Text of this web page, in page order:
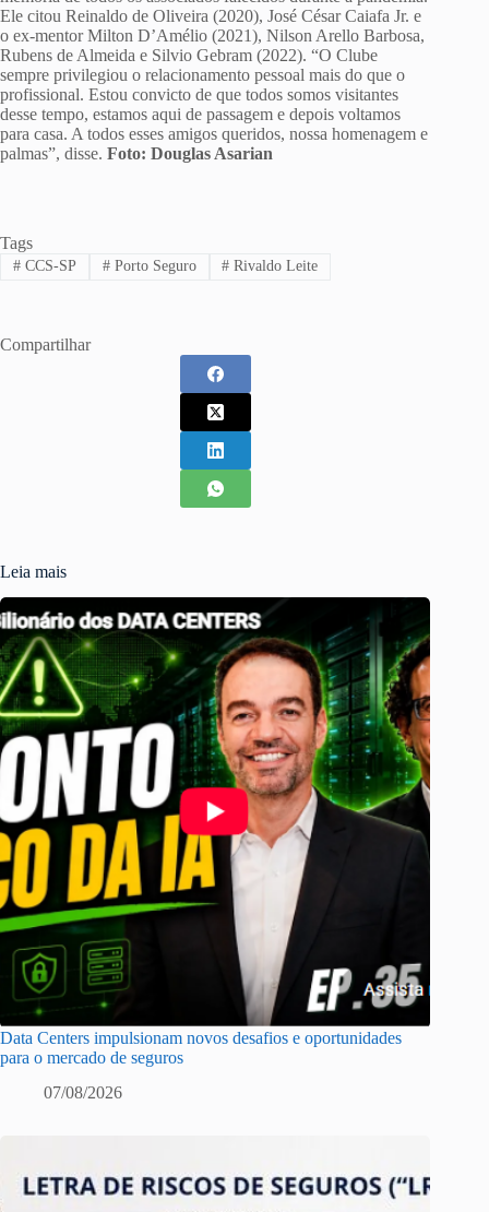
Ele citou Reinaldo de Oliveira (2020), José César Caiafa Jr. e
o ex-mentor Milton D’Amélio (2021), Nilson Arello Barbosa,
Rubens de Almeida e Silvio Gebram (2022). “O Clube
sempre privilegiou o relacionamento pessoal mais do que o
profissional. Estou convicto de que todos somos visitantes
desse tempo, estamos aqui de passagem e depois voltamos
para casa. A todos esses amigos queridos, nossa homenagem e
palmas”, disse. Foto: Douglas Asarian
Tags
#CCS-SP #Porto Seguro # Rivaldo Leite
Compartilhar
Leia mais
Data Centers impulsionam novos desafios e oportunidades
para o mercado de seguros
07/08/2026